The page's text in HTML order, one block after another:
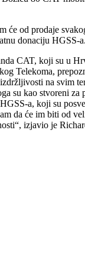
će od prodaje
donaciju HGSS-a.
CAT, koji su u
Telekoma,
na svim
su kao stvoreni za
a, koji su
da će im biti od
izjavio je